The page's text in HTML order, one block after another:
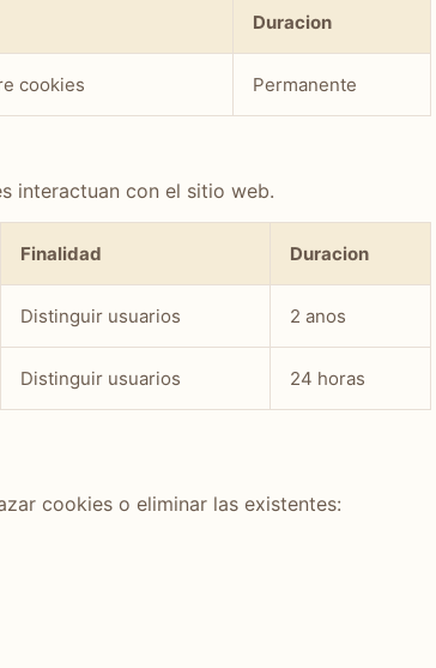
Duracion
cookies Permanente
interactuan con el sitio web.
Finalidad Duracion
Distinguir usuarios 2 anos
Distinguir usuarios 24 horas
cookies o eliminar las existentes: